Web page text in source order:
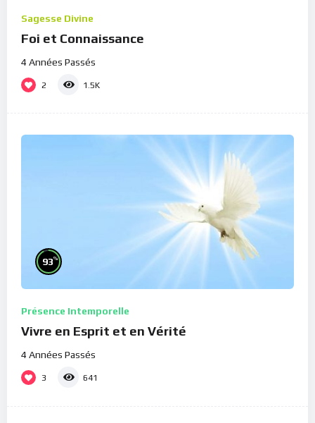
Sagesse Divine
Foi et Connaissance
4 Années Passés
2 1.5K
93%
Présence Intemporelle
Vivre en Esprit et en Vérité
4 Années Passés
3 641